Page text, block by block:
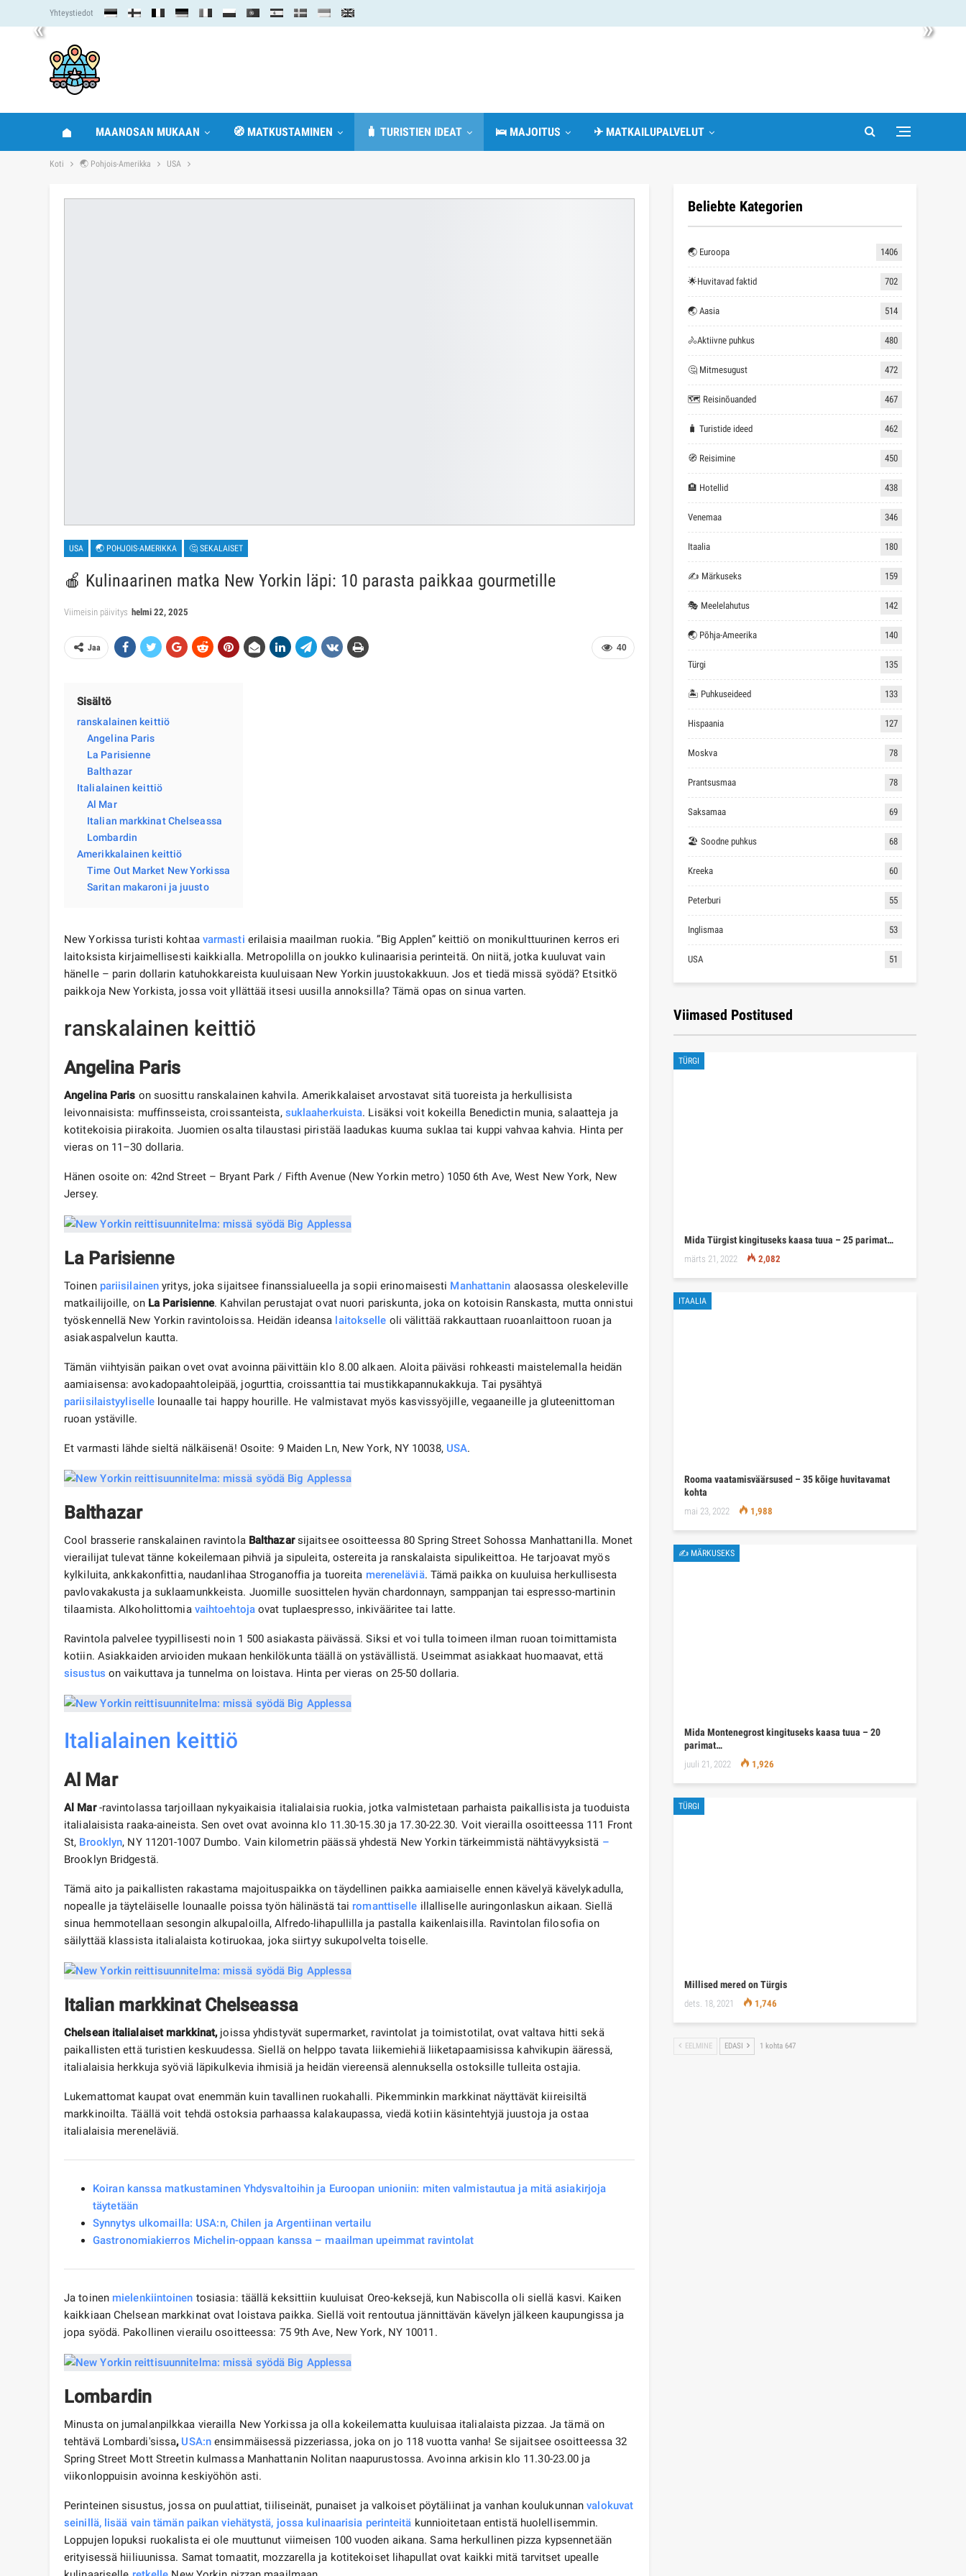
« »
Yhteystiedot
MAANOSAN MUKAAN 🧭 MATKUSTAMINEN 🧳 TURISTIEN IDEAT 🛌 MAJOITUS ✈ MATKAILUPALVELUT
Koti 🌏 Pohjois-Amerikka USA
USA 🌏 POHJOIS-AMERIKKA 🤔 SEKALAISET
🍎 Kulinaarinen matka New Yorkin läpi: 10 parasta paikkaa gourmetille
Viimeisin päivitys helmi 22, 2025
40
Jaa
Sisältö
ranskalainen keittiö
Angelina Paris
La Parisienne
Balthazar
Italialainen keittiö
Al Mar
Italian markkinat Chelseassa
Lombardin
Amerikkalainen keittiö
Time Out Market New Yorkissa
Saritan makaroni ja juusto
New Yorkissa turisti kohtaa varmasti erilaisia ​​maailman ruokia. ”Big Applen” keittiö on monikulttuurinen kerros eri
laitoksista kirjaimellisesti kaikkialla. Metropolilla on joukko kulinaarisia perinteitä. On niitä, jotka kuuluvat vain
hänelle – parin dollarin katuhokkareista kuuluisaan New Yorkin juustokakkuun. Jos et tiedä missä syödä? Etsitkö
paikkoja New Yorkista, jossa voit yllättää itsesi uusilla annoksilla? Tämä opas on sinua varten.
ranskalainen keittiö
Angelina Paris
Angelina Paris on suosittu ranskalainen kahvila. Amerikkalaiset arvostavat sitä tuoreista ja herkullisista
leivonnaisista: muffinsseista, croissanteista, suklaaherkuista. Lisäksi voit kokeilla Benedictin munia, salaatteja ja
kotitekoisia piirakoita. Juomien osalta tilaustasi piristää laadukas kuuma suklaa tai kuppi vahvaa kahvia. Hinta per
vieras on 11–30 dollaria.
Hänen osoite on: 42nd Street – Bryant Park / Fifth Avenue (New Yorkin metro) 1050 6th Ave, West New York, New
Jersey.
La Parisienne
Toinen pariisilainen yritys, joka sijaitsee finanssialueella ja sopii erinomaisesti Manhattanin alaosassa oleskeleville
matkailijoille, on La Parisienne. Kahvilan perustajat ovat nuori pariskunta, joka on kotoisin Ranskasta, mutta onnistui
työskennellä New Yorkin ravintoloissa. Heidän ideansa laitokselle oli välittää rakkauttaan ruoanlaittoon ruoan ja
asiakaspalvelun kautta.
Tämän viihtyisän paikan ovet ovat avoinna päivittäin klo 8.00 alkaen. Aloita päiväsi rohkeasti maistelemalla heidän
aamiaisensa: avokadopaahtoleipää, jogurttia, croissanttia tai mustikkapannukakkuja. Tai pysähtyä
pariisilaistyyliselle lounaalle tai happy hourille. He valmistavat myös kasvissyöjille, vegaaneille ja gluteenittoman
ruoan ystäville.
Et varmasti lähde sieltä nälkäisenä! Osoite: 9 Maiden Ln, New York, NY 10038, USA.
Balthazar
Cool brasserie ranskalainen ravintola Balthazarsijaitsee osoitteessa 80 Spring Street Sohossa Manhattanilla. Monet
vierailijat tulevat tänne kokeilemaan pihviä ja sipuleita, ostereita ja ranskalaista sipulikeittoa. He tarjoavat myös
kylkiluita, ankkakonfittia, naudanlihaa Stroganoffia ja tuoreita mereneläviä. Tämä paikka on kuuluisa herkullisesta
pavlovakakusta ja suklaamunkkeista. Juomille suosittelen hyvän chardonnayn, samppanjan tai espresso-martinin
tilaamista. Alkoholittomia vaihtoehtojaovat tuplaespresso, inkivääritee tai latte.
Ravintola palvelee tyypillisesti noin 1 500 asiakasta päivässä. Siksi et voi tulla toimeen ilman ruoan toimittamista
kotiin. Asiakkaiden arvioiden mukaan henkilökunta täällä on ystävällistä. Useimmat asiakkaat huomaavat, että
sisustus on vaikuttava ja tunnelma on loistava. Hinta per vieras on 25-50 dollaria.
Italialainen keittiö
Al Mar
Al Mar-ravintolassa tarjoillaan nykyaikaisia ​​italialaisia ​​ruokia, jotka valmistetaan parhaista paikallisista ja tuoduista
italialaisista raaka-aineista. Sen ovet ovat avoinna klo 11.30-15.30 ja 17.30-22.30. Voit vierailla osoitteessa 111 Front
St, Brooklyn, NY 11201-1007 Dumbo. Vain kilometrin päässä yhdestä New Yorkin tärkeimmistä nähtävyyksistä –
Brooklyn Bridgestä.
Tämä aito ja paikallisten rakastama majoituspaikka on täydellinen paikka aamiaiselle ennen kävelyä kävelykadulla,
nopealle ja täyteläiselle lounaalle poissa työn hälinästä tai romanttiselle illalliselle auringonlaskun aikaan. Siellä
sinua hemmotellaan sesongin alkupaloilla, Alfredo-lihapullilla ja pastalla kaikenlaisilla. Ravintolan filosofia on
säilyttää klassista italialaista kotiruokaa, joka siirtyy sukupolvelta toiselle.
Italian markkinat Chelseassa
Chelsean italialaiset markkinat,joissa yhdistyvät supermarket, ravintolat ja toimistotilat, ovat valtava hitti sekä
paikallisten että turistien keskuudessa. Siellä on helppo tavata liikemiehiä liiketapaamisissa kahvikupin ääressä,
italialaisia ​​herkkuja syöviä läpikulkevia ihmisiä ja heidän viereensä alennuksella ostoksille tulleita ostajia.
Lukemattomat kaupat ovat enemmän kuin tavallinen ruokahalli. Pikemminkin markkinat näyttävät kiireisiltä
markkinoilta. Täällä voit tehdä ostoksia parhaassa kalakaupassa, viedä kotiin käsintehtyjä juustoja ja ostaa
italialaisia ​​mereneläviä.
Koiran kanssa matkustaminen Yhdysvaltoihin ja Euroopan unioniin: miten valmistautua ja mitä asiakirjoja
täytetään
Synnytys ulkomailla: USA:n, Chilen ja Argentiinan vertailu
Gastronomiakierros Michelin-oppaan kanssa – maailman upeimmat ravintolat
Ja toinen mielenkiintoinen tosiasia: täällä keksittiin kuuluisat Oreo-keksejä, kun Nabiscolla oli siellä kasvi. Kaiken
kaikkiaan Chelsean markkinat ovat loistava paikka. Siellä voit rentoutua jännittävän kävelyn jälkeen kaupungissa ja
jopa syödä. Pakollinen vierailu osoitteessa: 75 9th Ave, New York, NY 10011.
Lombardin
Minusta on jumalanpilkkaa vierailla New Yorkissa ja olla kokeilematta kuuluisaa italialaista pizzaa. Ja tämä on
tehtävä Lombardi'sissa, USA:nensimmäisessä pizzeriassa, joka on jo 118 vuotta vanha! Se sijaitsee osoitteessa 32
Spring Street Mott Streetin kulmassa Manhattanin Nolitan naapurustossa. Avoinna arkisin klo 11.30-23.00 ja
viikonloppuisin avoinna keskiyöhön asti.
Perinteinen sisustus, jossa on puulattiat, tiiliseinät, punaiset ja valkoiset pöytäliinat ja vanhan koulukunnanvalokuvat
seinillä, lisää vain tämän paikan viehätystä, jossa kulinaarisia perinteitä kunnioitetaan entistä huolellisemmin.
Loppujen lopuksi ruokalista ei ole muuttunut viimeisen 100 vuoden aikana. Sama herkullinen pizza kypsennetään
erityisessä hiiliuunissa. Samat tomaatit, mozzarella ja kotitekoiset lihapullat ovat kaikki mitä tarvitset upealle
Beliebte Kategorien
🌏 Euroopa 1406
🌟Huvitavad faktid 702
🌏 Aasia 514
🚴Aktiivne puhkus 480
🤔 Mitmesugust 472
🗺 Reisinõuanded 467
🧳 Turistide ideed 462
🧭 Reisimine 450
🏨 Hotellid 438
Venemaa 346
Itaalia 180
✍ Märkuseks 159
🎭 Meelelahutus 142
🌏 Põhja-Ameerika 140
Türgi 135
🏝 Puhkuseideed 133
Hispaania 127
Moskva 78
Prantsusmaa 78
Saksamaa 69
🏖 Soodne puhkus 68
Kreeka 60
Peterburi 55
Inglismaa 53
USA 51
Viimased Postitused
TÜRGI
Mida Türgist kingituseks kaasa tuua – 25 parimat…
märts 21, 2022 2,082
ITAALIA
Rooma vaatamisväärsused – 35 kõige huvitavamat
kohta
mai 23, 2022 1,988
✍ MÄRKUSEKS
Mida Montenegrost kingituseks kaasa tuua – 20
parimat…
juuli 21, 2022 1,926
TÜRGI
Millised mered on Türgis
dets. 18, 2021 1,746
EELMINE EDASI 1 kohta 647